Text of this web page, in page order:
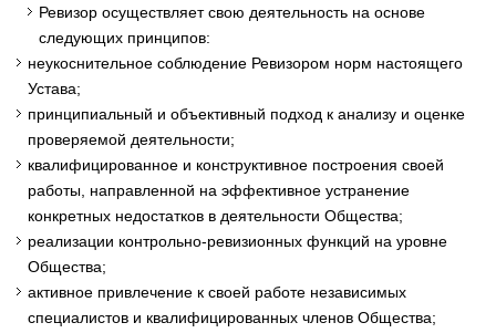
Ревизор осуществляет свою деятельность на основе
следующих принципов:
неукоснительное соблюдение Ревизором норм настоящего
Устава;
принципиальный и объективный подход к анализу и оценке
проверяемой деятельности;
квалифицированное и конструктивное построения своей
работы, направленной на эффективное устранение
конкретных недостатков в деятельности Общества;
реализации контрольно-ревизионных функций на уровне
Общества;
активное привлечение к своей работе независимых
специалистов и квалифицированных членов Общества;